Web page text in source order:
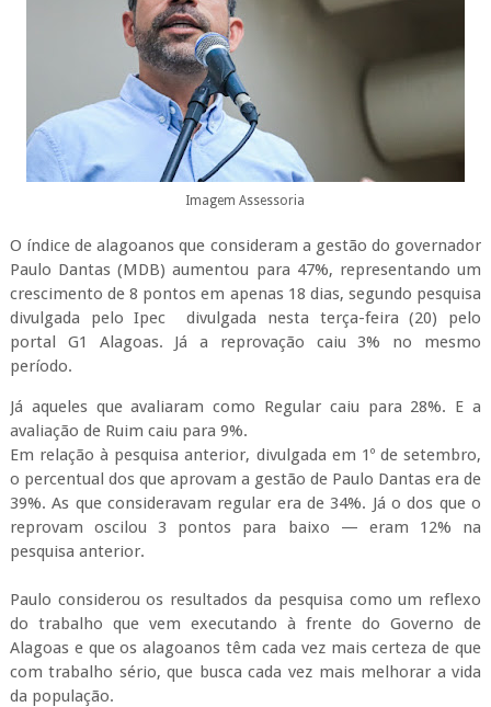
Imagem Assessoria
O índice de alagoanos que consideram a gestão do governador
Paulo Dantas (MDB) aumentou para 47%, representando um
crescimento de 8 pontos em apenas 18 dias, segundo pesquisa
divulgada pelo Ipec divulgada nesta terça-feira (20) pelo
portal G1 Alagoas. Já a reprovação caiu 3% no mesmo
período.
Já aqueles que avaliaram como Regular caiu para 28%. E a
avaliação de Ruim caiu para 9%.
Em relação à pesquisa anterior, divulgada em 1º de setembro,
o percentual dos que aprovam a gestão de Paulo Dantas era de
39%. As que consideravam regular era de 34%. Já o dos que o
reprovam oscilou 3 pontos para baixo — eram 12% na
pesquisa anterior.
Paulo considerou os resultados da pesquisa como um reflexo
do trabalho que vem executando à frente do Governo de
Alagoas e que os alagoanos têm cada vez mais certeza de que
com trabalho sério, que busca cada vez mais melhorar a vida
da população.